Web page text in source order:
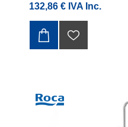
132,86 € IVA Inc.